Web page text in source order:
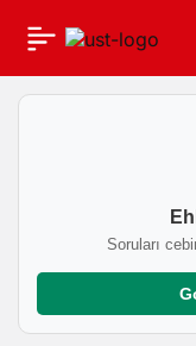
Soruları
Demirtaşlı minikler
artık ‘Ana